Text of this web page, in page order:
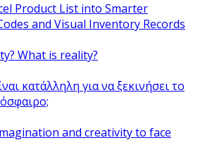
Product List into Smarter
and Visual Inventory Records
What is reality?
κατάλληλη για να ξεκινήσει το
and creativity to face